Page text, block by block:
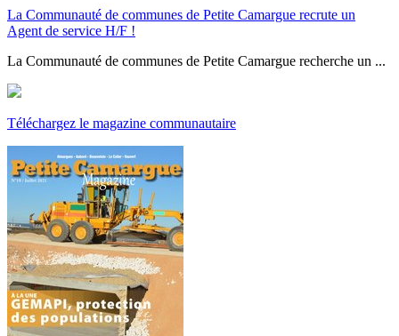
La Communauté de communes de Petite Camargue recrute un
Agent de service H/F !
La Communauté de communes de Petite Camargue recherche un ...
Téléchargez le magazine communautaire